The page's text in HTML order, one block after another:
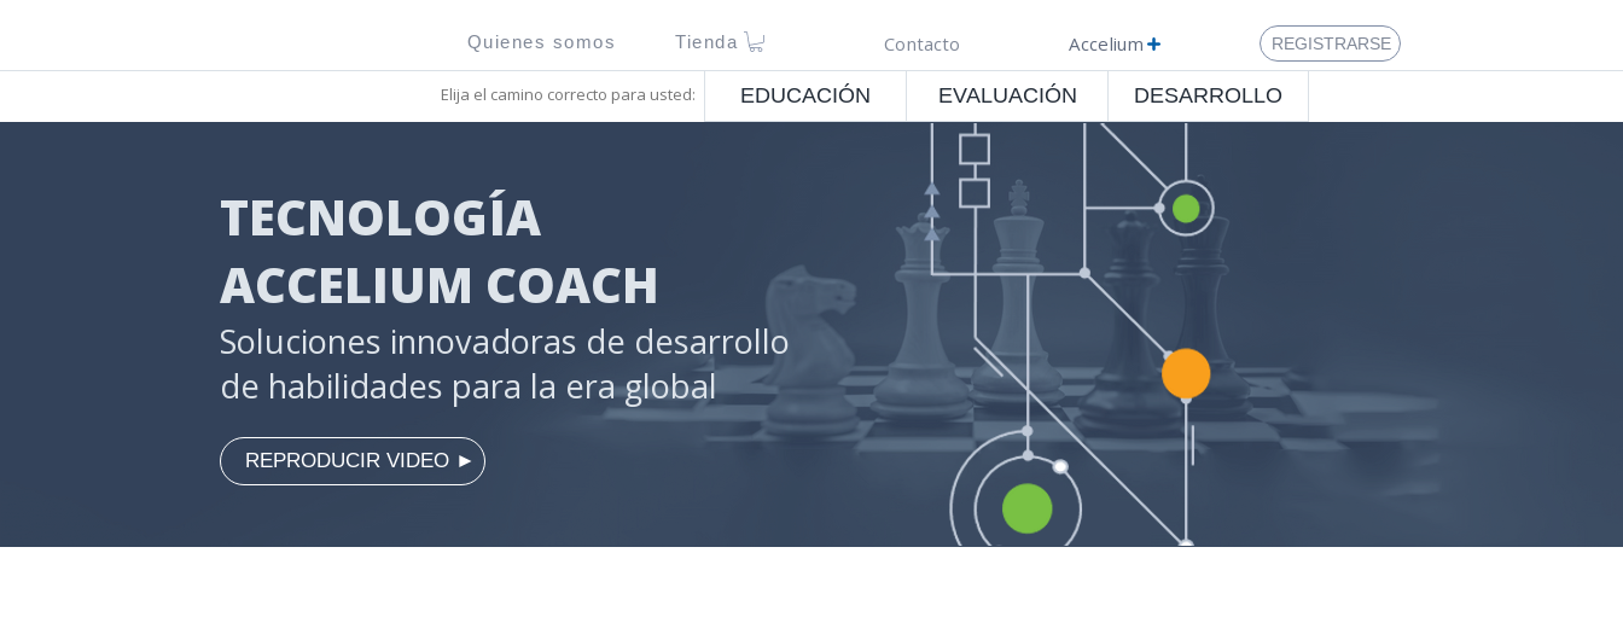
Quienes somos Tienda Contacto Accelium REGISTRARSE
Elija el camino correcto para usted: DESARROLLO
EVALUACIÓN
EDUCACIÓN
TECNOLOGÍA
ACCELIUM COACH
Soluciones innovadoras de desarrollo
de habilidades para la era global
⠀REPRODUCIR VIDEO​ ►